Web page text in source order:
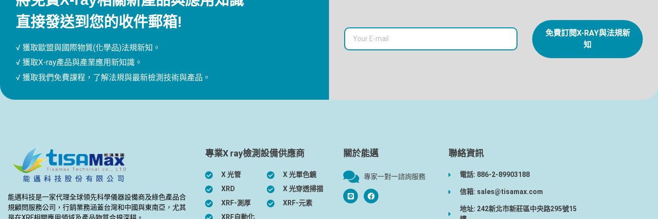
直接發送到您的收件郵箱!
√ 獲取歐盟與國際物質(化學品)法規新知。
√ 獲取X-ray產品與產業應用新知識。
√ 獲取我們免費課程，了解法規與最新檢測技術與產品。
免費訂閱X-RAY與法規新
知
能邁科技是一家代理全球領先科學儀器設備商及綠色產品合
規顧問服務公司，行銷業務涵蓋台灣和中國與東南亞，尤其
是在XRF相關應用領域及產品物質合規深耕。
專業X ray檢測設備供應商
X 光管
XRD
XRF-測厚
XRF自動化
X 光單色鏡
X 光穿透掃描
XRF-元素
關於能邁
專家一對一諮詢服務
聯絡資訊
電話: 886-2-89903188
信箱: sales@tisamax.com
地址: 242新北市新莊區中央路295號15